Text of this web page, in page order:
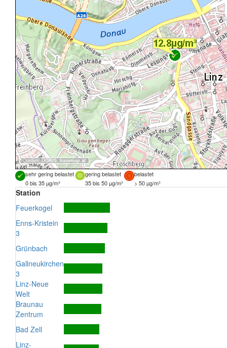
Quellen:DORIS, basemap.at
sehr gering belastet gering belastet
belastet
0 bis 35 µg/m³
35 bis 50 µg/m³ > 50 µg/m³
Station
Feuerkogel
Enns-Kristein
3
Grünbach
Gallneukirchen
3
Linz-Neue
Welt
Braunau
Zentrum
Bad Zell
Linz-